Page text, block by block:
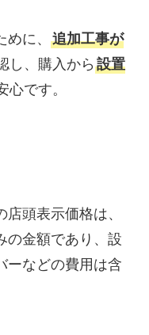
に、 追加工事が
し、購入から 設置
心です。
頭表示価格は、
の金額であり、設
ーなどの費用は含